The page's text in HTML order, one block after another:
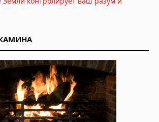
тысячелетние фигурки птиц
Двухуровневая "гробница гигантов"
04.08.2026 в 08:27
Следы гигантов: 1,4-
миллионнолетние следы
раскрывают гигантского
родственника человека